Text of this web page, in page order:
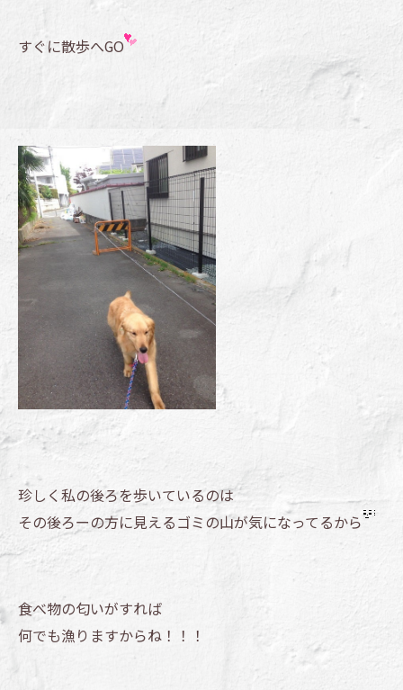
すぐに散歩へGO
珍しく私の後ろを歩いているのは
その後ろーの方に見えるゴミの山が気になってるから
食べ物の匂いがすれば
何でも漁りますからね！！！